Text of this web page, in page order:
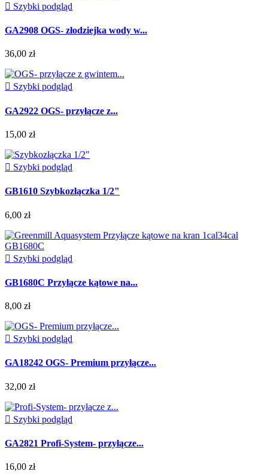
 Szybki podgląd
GA2908 OGS- złodziejka wody w...
36,00 zł
 Szybki podgląd
GA2922 OGS- przyłącze z...
15,00 zł
 Szybki podgląd
GB1610 Szybkozłączka 1/2"
6,00 zł
 Szybki podgląd
GB1680C Przyłącze kątowe na...
8,00 zł
 Szybki podgląd
GA18242 OGS- Premium przyłącze...
32,00 zł
 Szybki podgląd
GA2821 Profi-System- przyłącze...
16,00 zł